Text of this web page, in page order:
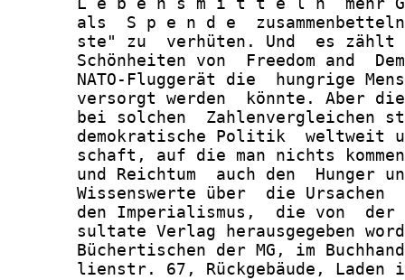
als  S p e n d e
ste" zu  verhüten. Und  es
Schönheiten von  Freedom and
NATO-Fluggerät die  hungrige
versorgt werden  könnte. Aber
bei solchen  Zahlenvergleichen
demokratische Politik  weltweit
schaft, auf die man nichts
und Reichtum  auch den  Hunger
Wissenswerte über  die Ursachen
den Imperialismus,  die von
sultate Verlag herausgegeben
Büchertischen der MG, im
lienstr. 67, Rückgebäude, Laden